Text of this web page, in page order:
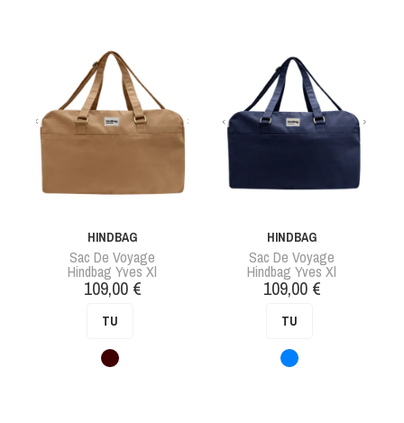
HINDBAG
Sac De Voyage
Hindbag Yves Xl
Prix
109,00 €
TU
Marron
HINDBAG
Sac De Voyage
Hindbag Yves Xl
Prix
109,00 €
TU
Bleu